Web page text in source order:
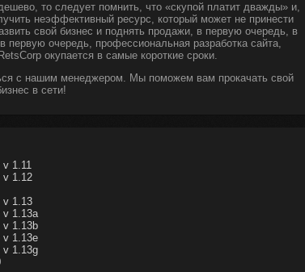
то следует помнить, что «скупой платит дважды» и,
неэффективный ресурс, который может не принести
свой бизнес и поднять продажи, в первую очередь, в
первую очередь, профессиональная разработка сайта,
окупается в самые короткие сроки.
с нашим менеджером. Мы поможем вам прокачать свой
в сети!
v 1.11
v 1.12
v 1.13
v 1.13a
v 1.13b
v 1.13e
v 1.13g